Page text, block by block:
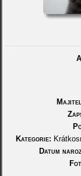
Kategorie:
Datum